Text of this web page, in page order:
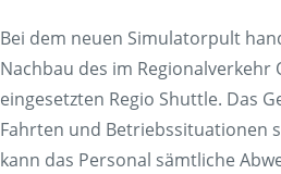
Bei dem neuen Simulatorpult
Nachbau des im Regionalverkehr
eingesetzten Regio Shuttle. Das
Fahrten und Betriebssituationen
kann das Personal sämtliche